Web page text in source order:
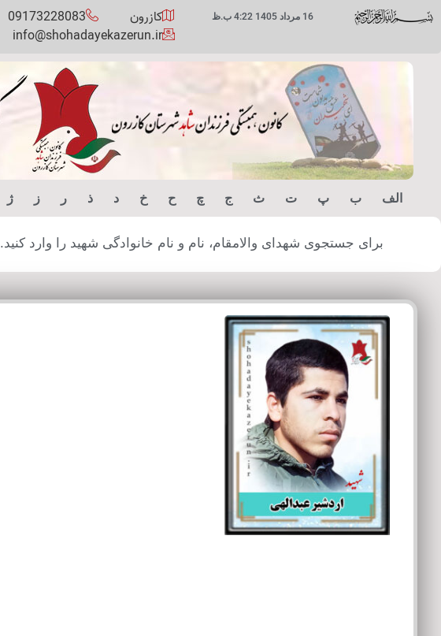
16 مرداد 1405 4:22 ب.ظ کازرون
09173228083
info@shohadayekazerun.ir
الف ب پ ت ث ج چ ح خ د ذ ر ز ژ
برای جستجوی شهدای والامقام، نام و نام خانوادگی شهید را وارد کنید.